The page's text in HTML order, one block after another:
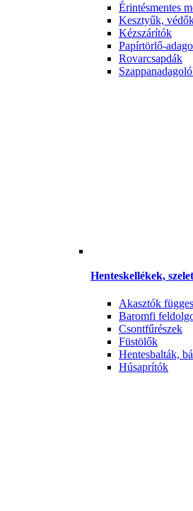
Érintésmentes
Kesztyűk,
Kézszárítók
Papírtörlő-
Rovarcsapdák
Henteskellékek,
Akasztók
Baromfi
Csontfűrészek
Füstölők
Hentesbalták,
Húsaprítók